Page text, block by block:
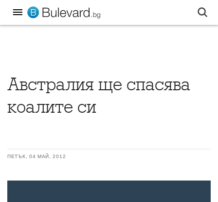
Австралия ще спасява
коалите си
ПЕТЪК, 04 МАЙ, 2012